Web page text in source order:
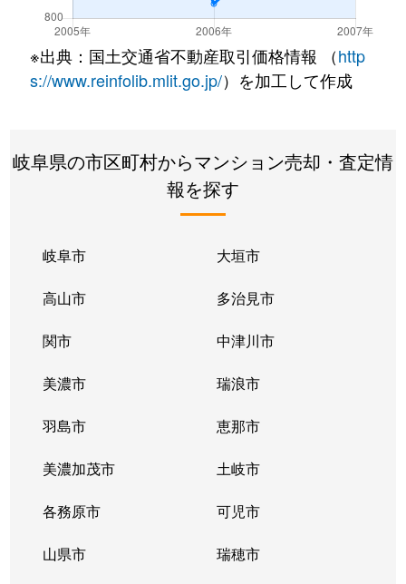
※出典：国土交通省不動産取引価格情報 （http
s://www.reinfolib.mlit.go.jp/）を加工して作成
岐阜県の市区町村からマンション売却・査定情
報を探す
岐阜市 大垣市
高山市 多治見市
関市 中津川市
美濃市 瑞浪市
羽島市 恵那市
美濃加茂市 土岐市
各務原市 可児市
山県市 瑞穂市